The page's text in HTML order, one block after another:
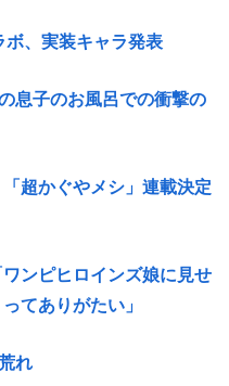
ボ、実装キャラ発表
息子のお風呂での衝撃の
超かぐやメシ」連載決定
ンピヒロインズ娘に見せ
てありがたい」
れ